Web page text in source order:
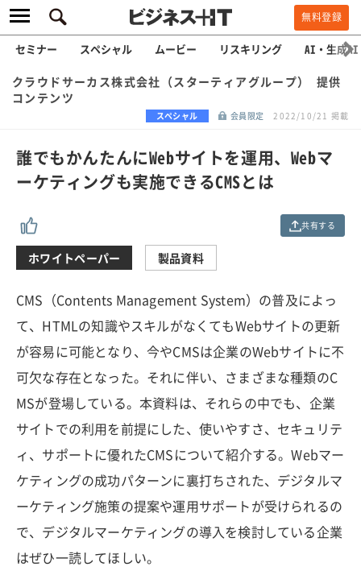
無料登録
セミナー スペシャル ムービー リスキリング AI・生成AI
クラウドサーカス株式会社（スターティアグループ） 提供
コンテンツ
スペシャル 会員限定 2022/10/21 掲載
誰でもかんたんにWebサイトを運用、Webマ
ーケティングも実施できるCMSとは
共有する
ホワイトペーパー 製品資料
CMS（Contents Management System）の普及によっ
て、HTMLの知識やスキルがなくてもWebサイトの更新
が容易に可能となり、今やCMSは企業のWebサイトに不
可欠な存在となった。それに伴い、さまざまな種類のC
MSが登場している。本資料は、それらの中でも、企業
サイトでの利用を前提にした、使いやすさ、セキュリテ
ィ、サポートに優れたCMSについて紹介する。Webマー
ケティングの成功パターンに裏打ちされた、デジタルマ
ーケティング施策の提案や運用サポートが受けられるの
で、デジタルマーケティングの導入を検討している企業
はぜひ一読してほしい。